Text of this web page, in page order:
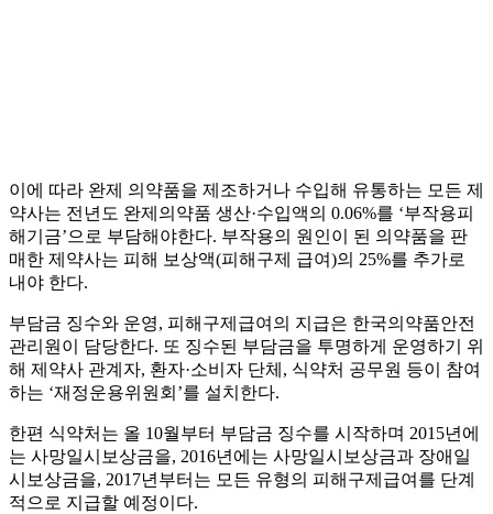
이에 따라 완제 의약품을 제조하거나 수입해 유통하는 모든 제
약사는 전년도 완제의약품 생산·수입액의 0.06%를 ‘부작용피
해기금’으로 부담해야한다. 부작용의 원인이 된 의약품을 판
매한 제약사는 피해 보상액(피해구제 급여)의 25%를 추가로
내야 한다.
부담금 징수와 운영, 피해구제급여의 지급은 한국의약품안전
관리원이 담당한다. 또 징수된 부담금을 투명하게 운영하기 위
해 제약사 관계자, 환자·소비자 단체, 식약처 공무원 등이 참여
하는 ‘재정운용위원회’를 설치한다.
한편 식약처는 올 10월부터 부담금 징수를 시작하며 2015년에
는 사망일시보상금을, 2016년에는 사망일시보상금과 장애일
시보상금을, 2017년부터는 모든 유형의 피해구제급여를 단계
적으로 지급할 예정이다.